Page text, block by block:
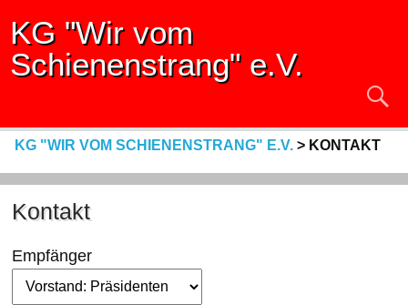
KG "Wir vom
Schienenstrang" e.V.
KG "WIR VOM SCHIENENSTRANG" E.V.> KONTAKT
Kontakt
Empfänger